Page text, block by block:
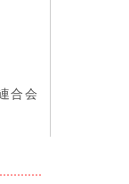
合会